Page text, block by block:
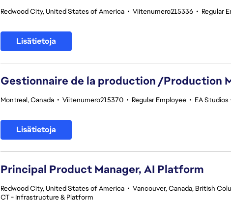
Redwood City, United States of America • Viitenumero215336 • Regular
Lisätietoja
Gestionnaire de la production /Production
Montreal, Canada • Viitenumero215370 • Regular Employee • EA
Lisätietoja
Principal Product Manager, AI Platform
Redwood City, United States of America • Vancouver, Canada, British
CT - Infrastructure & Platform